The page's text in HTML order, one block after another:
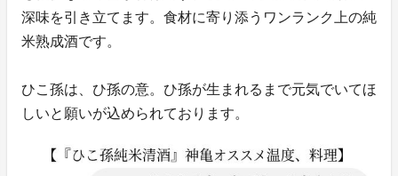
深味を引き立てます。食材に寄り添うワンランク上の純
米熟成酒です。
ひこ孫は、ひ孫の意。ひ孫が生まれるまで元気でいてほ
しいと願いが込められております。